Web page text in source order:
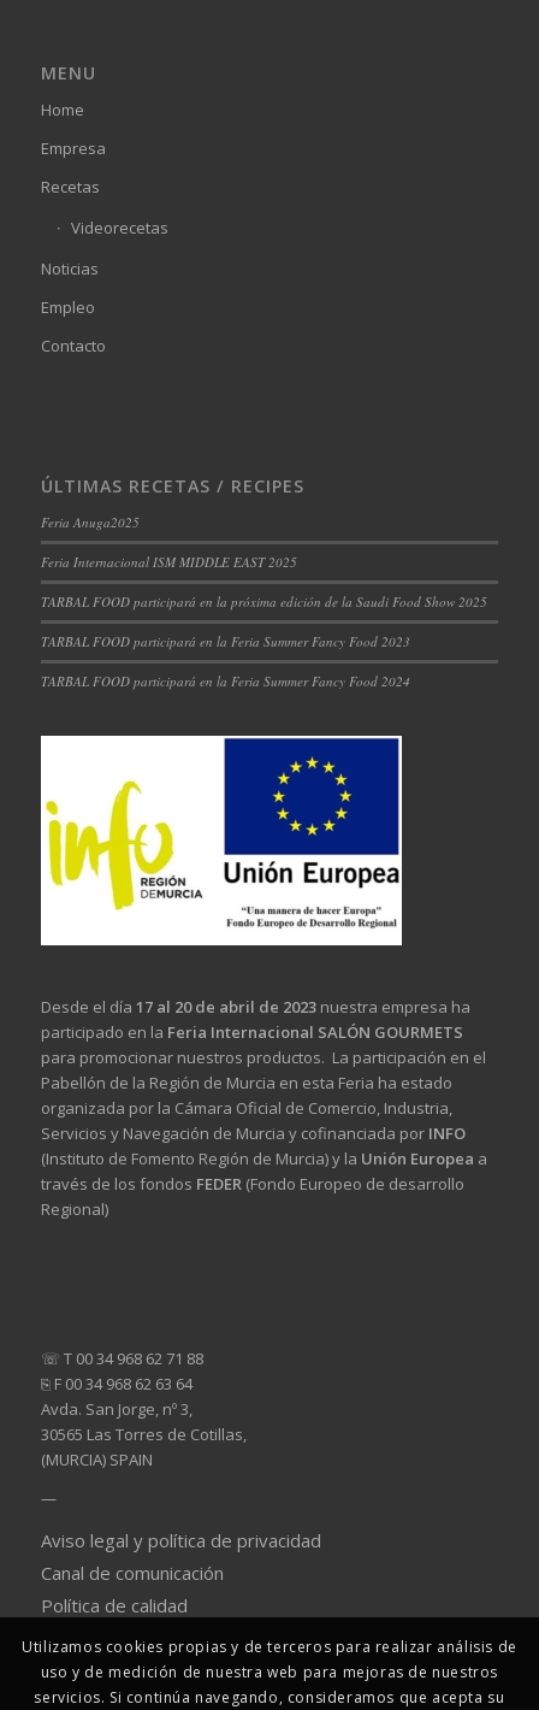
MENU
Home
Empresa
Recetas
Videorecetas
Noticias
Empleo
Contacto
ÚLTIMAS RECETAS / RECIPES
Feria Anuga2025
Feria Internacional ISM MIDDLE EAST 2025
TARBAL FOOD participará en la próxima edición de la Saudi Food Show 2025
TARBAL FOOD participará en la Feria Summer Fancy Food 2023
TARBAL FOOD participará en la Feria Summer Fancy Food 2024
Desde el día 17 al 20 de abril de 2023nuestra empresa ha
participado en la Feria Internacional SALÓN GOURMETS
para promocionar nuestros productos. La participación en el
Pabellón de la Región de Murcia en esta Feria ha estado
organizada por la Cámara Oficial de Comercio, Industria,
Servicios y Navegación de Murcia y cofinanciada por INFO
(Instituto de Fomento Región de Murcia) y la Unión Europea a
través de los fondos FEDER(Fondo Europeo de desarrollo
Regional)
☏ T 00 34 968 62 71 88
⎘ F 00 34 968 62 63 64
Avda. San Jorge, nº 3,
30565 Las Torres de Cotillas,
(MURCIA) SPAIN
—
Aviso legal y política de privacidad
Canal de comunicación
Política de calidad
Utilizamos cookies propias y de terceros para realizar análisis de
uso y de medición de nuestra web para mejoras de nuestros
servicios. Si continúa navegando, consideramos que acepta su